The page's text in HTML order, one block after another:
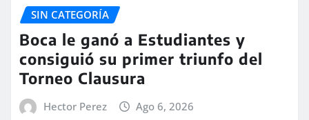
SIN CATEGORÍA
Boca le ganó a Estudiantes y
consiguió su primer triunfo del
Torneo Clausura
Hector Perez Ago 6, 2026